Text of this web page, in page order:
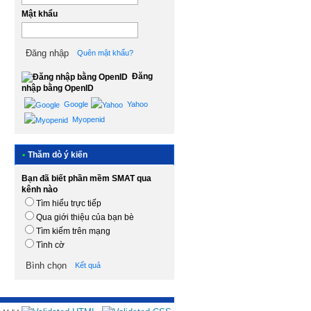
Mật khẩu
Quên mật khẩu?
Đăng
nhập bằng OpenID
Google
Yahoo
Myopenid
• Thăm dò ý kiến
Bạn đã biết phần mềm SMAT qua
kênh nào
Tìm hiểu trực tiếp
Qua giới thiệu của bạn bè
Tìm kiếm trên mạng
Tình cờ
Kết quả